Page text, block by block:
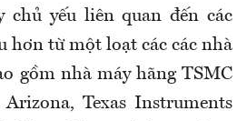
chủ yếu liên quan đến các
hơn từ một loạt các các nhà
gồm nhà máy hãng TSMC
Texas Instruments